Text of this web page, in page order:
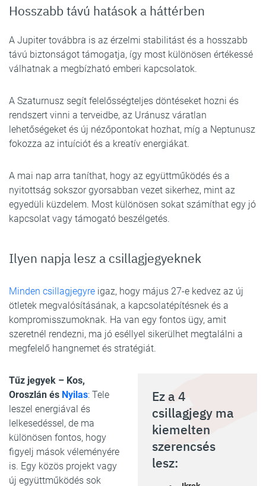
Hosszabb távú hatások a háttérben
A Jupiter továbbra is az érzelmi stabilitást és a hosszabb
távú biztonságot támogatja, így most különösen értékessé
válhatnak a megbízható emberi kapcsolatok.
A Szaturnusz segít felelősségteljes döntéseket hozni és
rendszert vinni a terveidbe, az Uránusz váratlan
lehetőségeket és új nézőpontokat hozhat, míg a Neptunusz
fokozza az intuíciót és a kreatív energiákat.
A mai nap arra taníthat, hogy az együttműködés és a
nyitottság sokszor gyorsabban vezet sikerhez, mint az
egyedüli küzdelem. Most különösen sokat számíthat egy jó
kapcsolat vagy támogató beszélgetés.
Ilyen napja lesz a csillagjegyeknek
Minden csillagjegyre igaz, hogy május 27-e kedvez az új
ötletek megvalósításának, a kapcsolatépítésnek és a
kompromisszumoknak. Ha van egy fontos ügy, amit
szeretnél rendezni, ma jó eséllyel sikerülhet megtalálni a
megfelelő hangnemet és stratégiát.
Ez a 4
csillagjegy ma
kiemelten
szerencsés
lesz:
Tűz jegyek – Kos,
Oroszlán és Nyilas: Tele
leszel energiával és
lelkesedéssel, de ma
különösen fontos, hogy
figyelj mások véleményére
is. Egy közös projekt vagy
új együttműködés sok